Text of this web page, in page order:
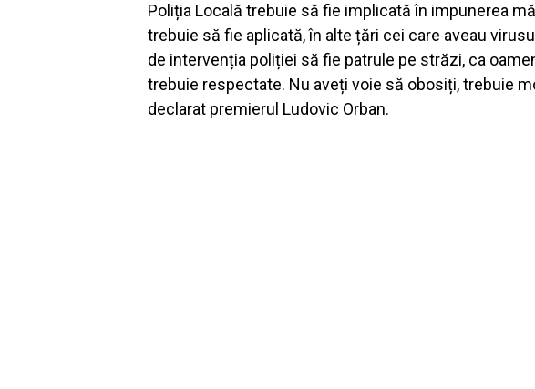
Poliția Locală trebuie să fie implicată în impunerea
trebuie să fie aplicată, în alte țări cei care aveau
de intervenția poliției să fie patrule pe străzi, ca
trebuie respectate. Nu aveți voie să obosiți, trebuie
declarat premierul Ludovic Orban.